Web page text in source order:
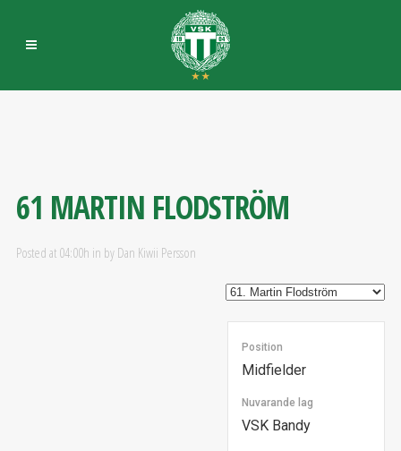
61 MARTIN FLODSTRÖM
Posted at 04:00h in by Dan Kiwii Persson
Position
Midfielder
Nuvarande lag
VSK Bandy